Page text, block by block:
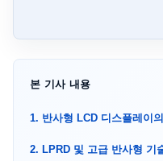
본 기사 내용
1. 반사형 LCD 디스플레이
2. LPRD 및 고급 반사형 기